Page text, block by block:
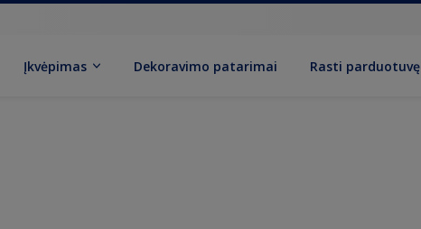
Įkvėpimas Dekoravimo patarimai Rasti parduotuvę